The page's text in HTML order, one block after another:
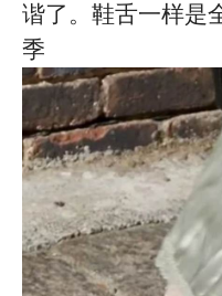
谐了。鞋舌一样是